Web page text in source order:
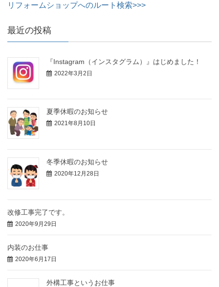
リフォームショップへのルート検索>>>
最近の投稿
『Instagram（インスタグラム）』はじめました！
2022年3月2日
夏季休暇のお知らせ
2021年8月10日
冬季休暇のお知らせ
2020年12月28日
改修工事完了です。
2020年9月29日
内装のお仕事
2020年6月17日
外構工事というお仕事